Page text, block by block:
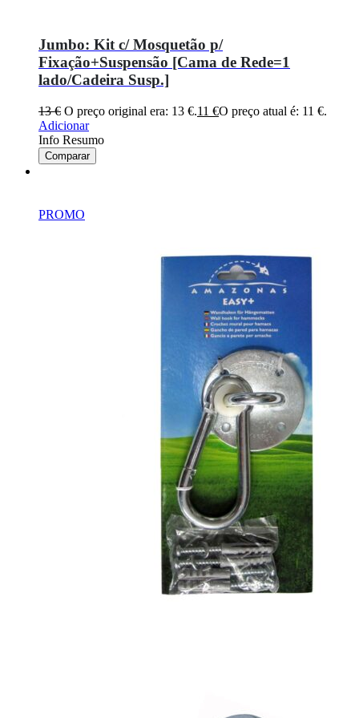
Jumbo: Kit c/ Mosquetão p/
Fixação+Suspensão [Cama de Rede=1
lado/Cadeira Susp.]
13€ O preço original era: 13 €.11 €O preço atual é: 11 €.
Adicionar
Info Resumo
Comparar
PROMO